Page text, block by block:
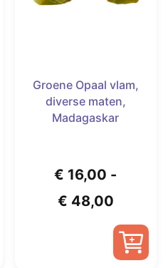
Groene Opaal vlam,
diverse maten,
Madagaskar
€ 16,00 -
€ 48,00
€ 16,00
tot